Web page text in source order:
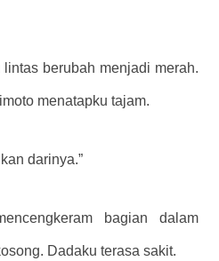
berubah menjadi merah.
menatapku tajam.
darinya.”
bagian dalam
Dadaku terasa sakit.